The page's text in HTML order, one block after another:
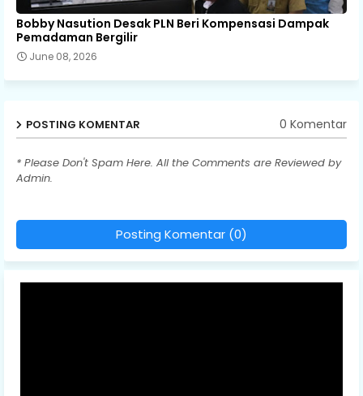
Bobby Nasution Desak PLN Beri Kompensasi Dampak
Pemadaman Bergilir
June 08, 2026
POSTING KOMENTAR 0 Komentar
* Please Don't Spam Here. All the Comments are Reviewed by
Admin.
Posting Komentar (0)